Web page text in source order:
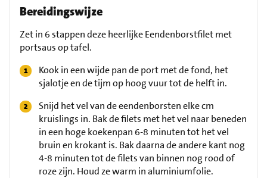
Bereidingswijze
Zet in 6 stappen deze heerlijke Eendenborstfilet met
portsaus op tafel.
Kook in een wijde pan de port met de fond, het
sjalotje en de tijm op hoog vuur tot de helft in.
Snijd het vel van de eendenborsten elke cm
kruislings in. Bak de filets met het vel naar beneden
in een hoge koekenpan 6-8 minuten tot het vel
bruin en krokant is. Bak daarna de andere kant nog
4-8 minuten tot de filets van binnen nog rood of
roze zijn. Houd ze warm in aluminiumfolie.